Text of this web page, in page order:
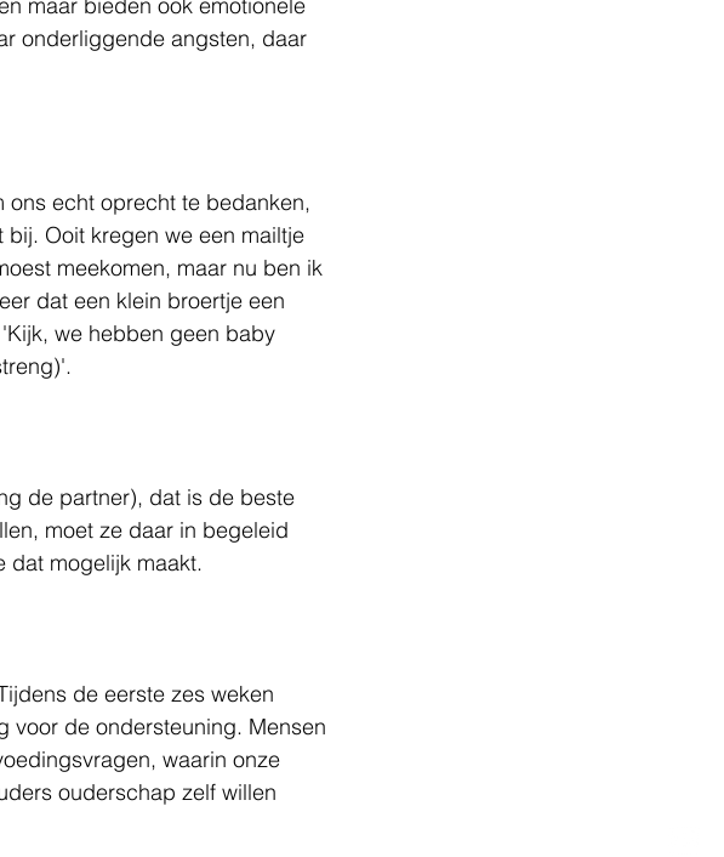
onderliggende angsten, daar
ons echt oprecht te bedanken,
Ooit kregen we een mailtje
meekomen, maar nu ben ik
dat een klein broertje een
we hebben geen baby
de partner), dat is de beste
moet ze daar in begeleid
dat mogelijk maakt.
de eerste zes weken
voor de ondersteuning. Mensen
waarin onze
ouderschap zelf willen